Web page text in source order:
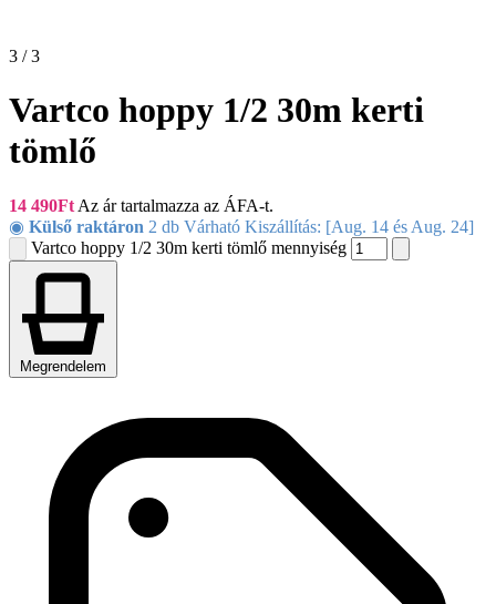
3 / 3
Vartco hoppy 1/2 30m kerti
tömlő
14 490Ft Az ár tartalmazza az ÁFA-t.
◉ Külső raktáron 2 db Várható Kiszállítás: [Aug. 14 és Aug. 24]
Vartco hoppy 1/2 30m kerti tömlő mennyiség
Megrendelem